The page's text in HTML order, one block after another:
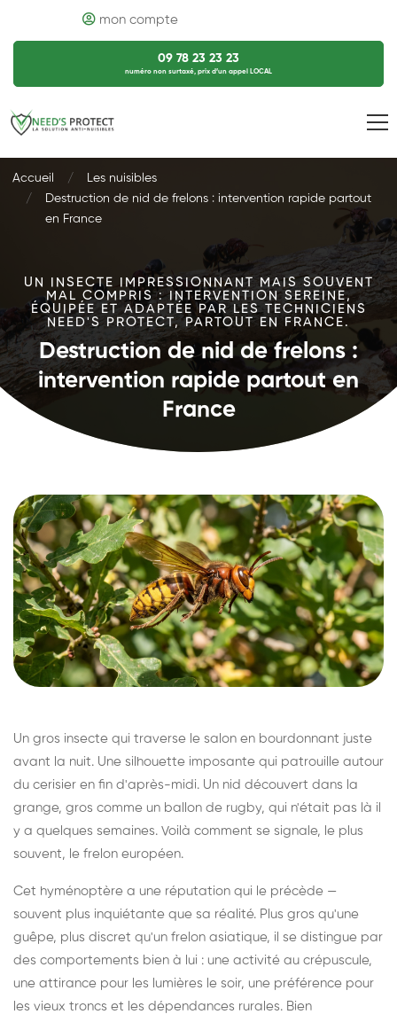
mon compte
09 78 23 23 23
numéro non surtaxé, prix d’un appel LOCAL
Accueil
Les nuisibles
Destruction de nid de frelons : intervention rapide partout
en France
UN INSECTE IMPRESSIONNANT MAIS SOUVENT
MAL COMPRIS : INTERVENTION SEREINE,
ÉQUIPÉE ET ADAPTÉE PAR LES TECHNICIENS
NEED'S PROTECT, PARTOUT EN FRANCE.
Destruction de nid de frelons :
intervention rapide partout en
France
Un gros insecte qui traverse le salon en bourdonnant juste
avant la nuit. Une silhouette imposante qui patrouille autour
du cerisier en fin d'après-midi. Un nid découvert dans la
grange, gros comme un ballon de rugby, qui n'était pas là il
y a quelques semaines. Voilà comment se signale, le plus
souvent, le frelon européen.
Cet hyménoptère a une réputation qui le précède —
souvent plus inquiétante que sa réalité. Plus gros qu'une
guêpe, plus discret qu'un frelon asiatique, il se distingue par
des comportements bien à lui : une activité au crépuscule,
une attirance pour les lumières le soir, une préférence pour
les vieux troncs et les dépendances rurales. Bien